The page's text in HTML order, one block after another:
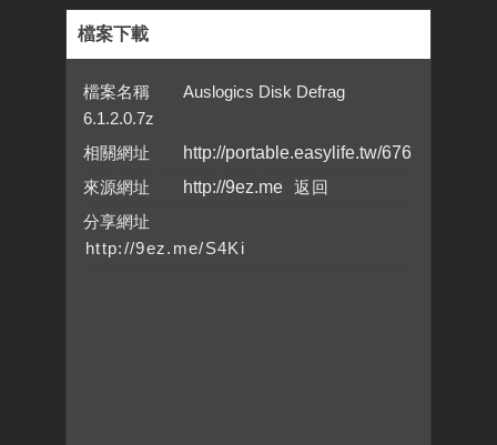
檔案下載
檔案名稱 Auslogics Disk Defrag
6.1.2.0.7z
相關網址
http://portable.easylife.tw/676
來源網址
http://9ez.me
分享網址